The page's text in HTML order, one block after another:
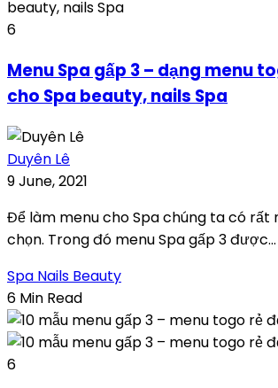
6
Menu Spa gấp 3 – dạng menu
cho Spa beauty, nails Spa
Duyên Lê
9 June, 2021
Để làm menu cho Spa chúng ta có rất
chọn. Trong đó menu Spa gấp 3 được...
Spa Nails Beauty
6 Min Read
6